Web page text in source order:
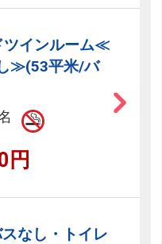
ツインルーム≪
≫(53平米/バ
円
なし・トイレ